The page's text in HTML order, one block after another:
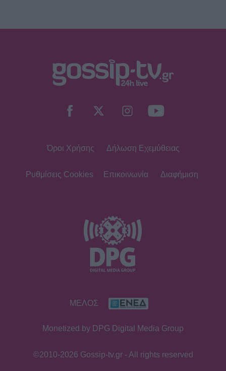
Όροι Χρήσης Δήλωση Εχεμύθειας
Ρυθμίσεις Cookies Επικοινωνία Διαφήμιση
ΜΕΛΟΣ
Monetized by DPG Digital Media Group
©2010-2026 Gossip-tv.gr - All rights reserved